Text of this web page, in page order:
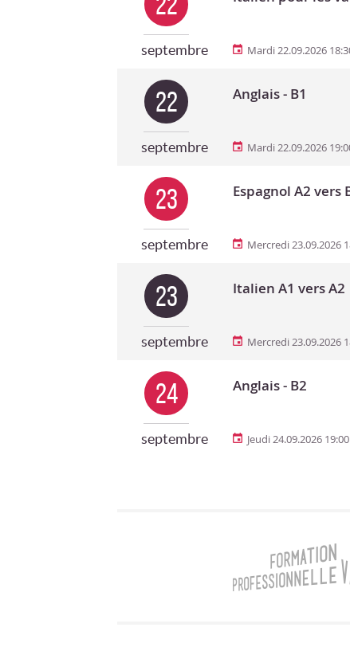
septembre Mardi 22.09.2026
22
septembre
Anglais - B1
Mardi 22.09.2026
23
septembre
Espagnol A2 vers
Mercredi 23.09.2026
23
septembre
Italien A1 vers A2
Mercredi 23.09.2026
24
septembre
Anglais - B2
Jeudi 24.09.2026 19:00